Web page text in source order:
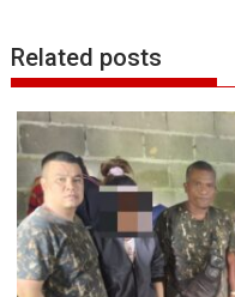
Related posts